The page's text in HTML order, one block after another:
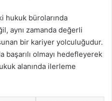
hukuk bürolarında
aynı zamanda değerli
bir kariyer yolculuğudur.
başarılı olmayı hedefleyerek
alanında ilerleme